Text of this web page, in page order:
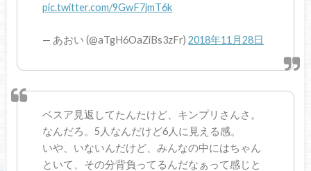
pic.twitter.com/9GwF7jmT6k
— あおい (@aTgH6OaZiBs3zFr)2018年11月28日
ベスア見返してたんたけど、キンプリさんさ。
なんだろ。5人なんだけど6人に見える感。
いや、いないんだけど、みんなの中にはちゃん
といて、その分背負ってるんだなぁって感じと